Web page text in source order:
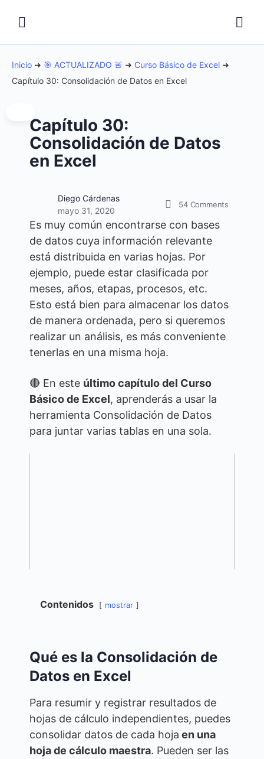
Inicio ➜ 🎯 ACTUALIZADO 🚨 ➜ Curso Básico de Excel ➜
Capítulo 30: Consolidación de Datos en Excel
Capítulo 30:
Consolidación de Datos
en Excel
Diego Cárdenas
mayo 31, 2020
54 Comments
Es muy común encontrarse con bases
de datos cuya información relevante
está distribuida en varias hojas. Por
ejemplo, puede estar clasificada por
meses, años, etapas, procesos, etc.
Esto está bien para almacenar los datos
de manera ordenada, pero si queremos
realizar un análisis, es más conveniente
tenerlas en una misma hoja.
🔴 En este último capítulo del Curso
Básico de Excel, aprenderás a usar la
herramienta Consolidación de Datos
para juntar varias tablas en una sola.
Contenidos mostrar
Qué es la Consolidación de
Datos en Excel
Para resumir y registrar resultados de
hojas de cálculo independientes, puedes
consolidar datos de cada hoja en una
hoja de cálculo maestra. Pueden ser las